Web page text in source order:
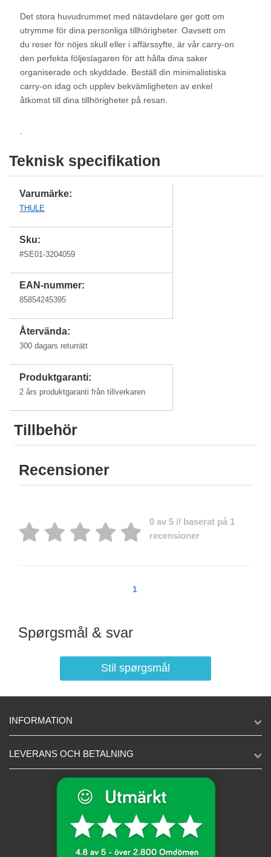
Det stora huvudrummet med nätavdelare ger gott om
utrymme för dina personliga tillhörigheter. Oavsett om
du reser för nöjes skull eller i affärssyfte, är vår carry-on
den perfekta följeslagaren för att hålla dina saker
organiserade och skyddade. Beställ din minimalistiska
carry-on idag och upplev bekvämligheten av enkel
åtkomst till dina tillhörigheter på resan.
.
Teknisk specifikation
Varumärke:
THULE
Sku:
#SE01-3204059
EAN-nummer:
85854245395
Återvända:
300 dagars returrätt
Produktgaranti:
2 års produktgaranti från tillverkaren
Tillbehör
Recensioner
0 av 5 // baserat på 1
recensioner
1
Spørgsmål & svar
Stil spørgsmål
INFORMATION
LEVERANS OCH BETALNING